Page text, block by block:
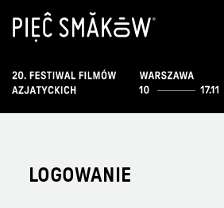
LOGOWANIE